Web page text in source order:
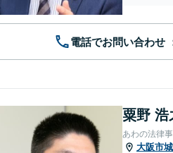
電話でお問い合わせ
粟野 浩
あわの法律
大阪市